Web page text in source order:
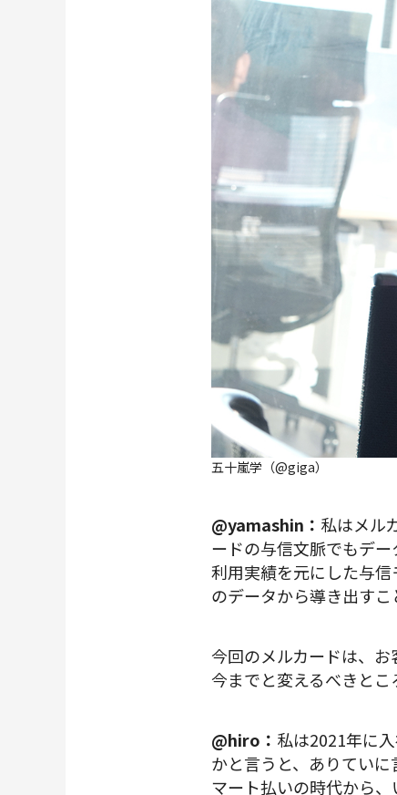
五十嵐学（@giga）
@yamashin： 私はメル
ードの与信文脈でもデ
利用実績を元にした与
のデータから導き出すこ
今回のメルカードは、お
今までと変えるべきとこ
@hiro： 私は2021年に
かと言うと、ありてい
マート払いの時代から